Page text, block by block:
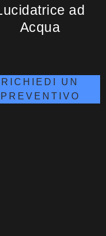
ad
Acqua
RICHIEDI UN
PREVENTIVO